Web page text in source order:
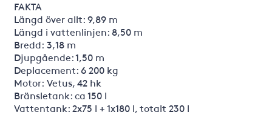
FAKTA
Längd över allt: 9,89 m
Längd i vattenlinjen: 8,50 m
Bredd: 3,18 m
Djupgående: 1,50 m
Deplacement: 6 200 kg
Motor: Vetus, 42 hk
Bränsletank: ca 150 l
Vattentank: 2x75 l + 1x180 l, totalt 230 l